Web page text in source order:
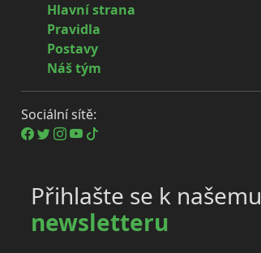
Hlavní strana
Pravidla
Postavy
Náš tým
Sociální sítě:
Přihlašte se k našemu
newsletteru